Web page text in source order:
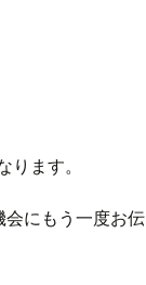
ります。
会にもう一度お伝